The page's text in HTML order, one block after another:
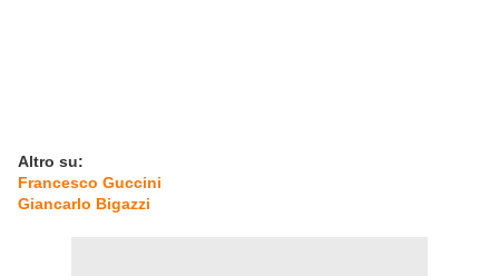
Altro su:
Francesco Guccini
Giancarlo Bigazzi